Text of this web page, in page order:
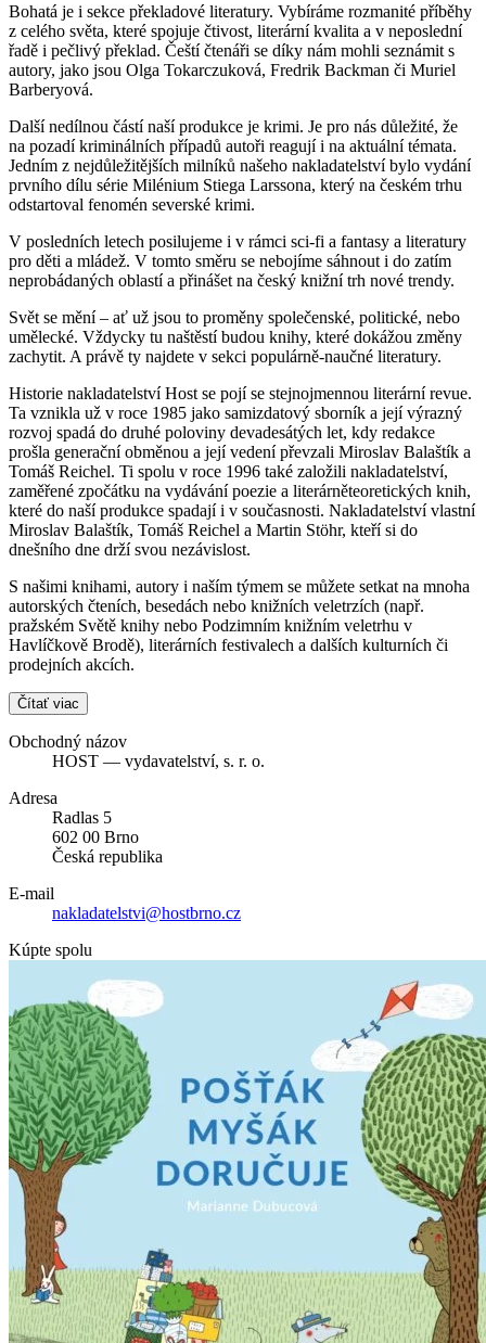
Bohatá je i sekce překladové literatury. Vybíráme rozmanité příběhy
z celého světa, které spojuje čtivost, literární kvalita a v neposlední
řadě i pečlivý překlad. Čeští čtenáři se díky nám mohli seznámit s
autory, jako jsou Olga Tokarczuková, Fredrik Backman či Muriel
Barberyová.
Další nedílnou částí naší produkce je krimi. Je pro nás důležité, že
na pozadí kriminálních případů autoři reagují i na aktuální témata.
Jedním z nejdůležitějších milníků našeho nakladatelství bylo vydání
prvního dílu série Milénium Stiega Larssona, který na českém trhu
odstartoval fenomén severské krimi.
V posledních letech posilujeme i v rámci sci-fi a fantasy a literatury
pro děti a mládež. V tomto směru se nebojíme sáhnout i do zatím
neprobádaných oblastí a přinášet na český knižní trh nové trendy.
Svět se mění – ať už jsou to proměny společenské, politické, nebo
umělecké. Vždycky tu naštěstí budou knihy, které dokážou změny
zachytit. A právě ty najdete v sekci populárně-naučné literatury.
Historie nakladatelství Host se pojí se stejnojmennou literární revue.
Ta vznikla už v roce 1985 jako samizdatový sborník a její výrazný
rozvoj spadá do druhé poloviny devadesátých let, kdy redakce
prošla generační obměnou a její vedení převzali Miroslav Balaštík a
Tomáš Reichel. Ti spolu v roce 1996 také založili nakladatelství,
zaměřené zpočátku na vydávání poezie a literárněteoretických knih,
které do naší produkce spadají i v současnosti. Nakladatelství vlastní
Miroslav Balaštík, Tomáš Reichel a Martin Stöhr, kteří si do
dnešního dne drží svou nezávislost.
S našimi knihami, autory i naším týmem se můžete setkat na mnoha
autorských čteních, besedách nebo knižních veletrzích (např.
pražském Světě knihy nebo Podzimním knižním veletrhu v
Havlíčkově Brodě), literárních festivalech a dalších kulturních či
prodejních akcích.
Čítať viac
Obchodný názov
HOST — vydavatelství, s. r. o.
Adresa
Radlas 5
602 00 Brno
Česká republika
E-mail
nakladatelstvi@hostbrno.cz
Kúpte spolu